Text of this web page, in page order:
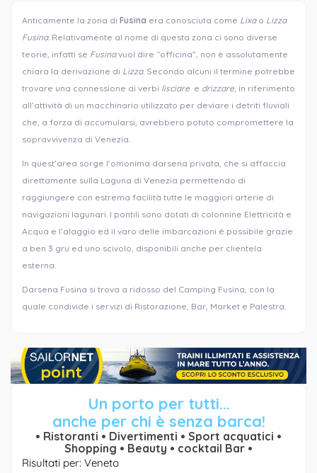
Anticamente la zona di Fusina era conosciuta come Lixao Lizza
Fusina. Relativamente al nome di questa zona ci sono diverse
teorie, infatti se Fusinavuol dire “officina”, non è assolutamente
chiara la derivazione di Lizza. Secondo alcuni il termine potrebbe
trovare una connessione ai verbi lisciare e drizzare , in riferimento
all’attività di un macchinario utilizzato per deviare i detriti fluviali
che, a forza di accumularsi, avrebbero potuto compromettere la
sopravvivenza di Venezia.
In quest’area sorge l’omonima darsena privata, che si affaccia
direttamente sulla Laguna di Venezia permettendo di
raggiungere con estrema facilità tutte le maggiori arterie di
navigazioni lagunari. I pontili sono dotati di colonnine Elettricità e
Acqua e l’alaggio ed il varo delle imbarcazioni è possibile grazie
a ben 3 gru ed uno scivolo, disponibili anche per clientela
esterna.
Darsena Fusina si trova a ridosso del Camping Fusina, con la
quale condivide i servizi di Ristorazione, Bar, Market e Palestra.
Un porto per tutti...
anche per chi è senza barca!
• Ristoranti • Divertimenti • Sport acquatici •
Shopping • Beauty • cocktail Bar •
Risultati per: Veneto